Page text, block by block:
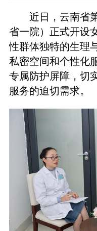
近日，云南省
省一院）正式开设
性群体独特的生理
私密空间和个性化
专属防护屏障，切
服务的迫切需求。